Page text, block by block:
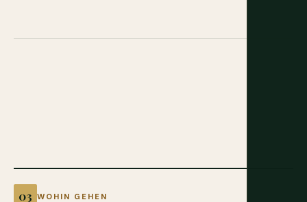
WOHIN GEHEN